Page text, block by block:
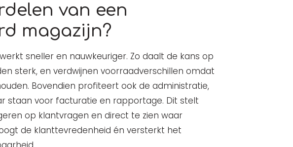
van een
magazijn?
sneller en nauwkeuriger. Zo daalt de kans op
sterk, en verdwijnen voorraadverschillen omdat
Bovendien profiteert ook de administratie,
staan voor facturatie en rapportage. Dit stelt
op klantvragen en direct te zien waar
de klanttevredenheid én versterkt het